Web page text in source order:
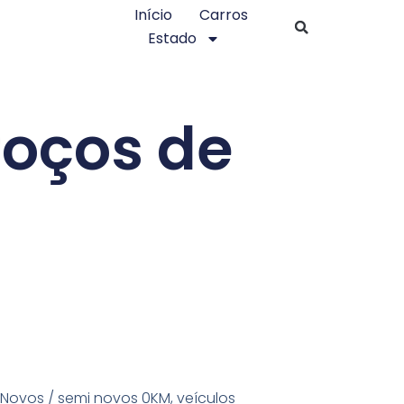
Início
Carros
Estado
de
/ semi novos 0KM, veículos